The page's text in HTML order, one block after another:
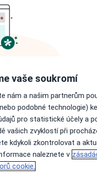
69611
Přiblížit mapu
situaci udělat?
návštěvy)
lékař přijímá pacienty na
Více
vaše soukromí
nám a našim partnerům
podobné technologie) ke
pro statistické účely a
vašich zvyklostí při
kdykoli zkontrolovat a
naleznete v
cookie.